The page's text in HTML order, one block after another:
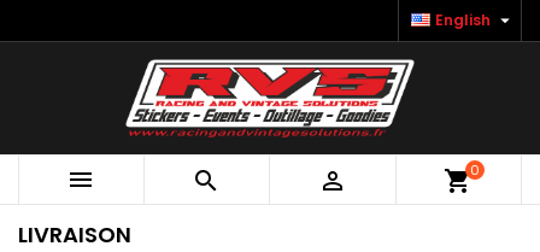
English 
   shopping_cart0
LIVRAISON